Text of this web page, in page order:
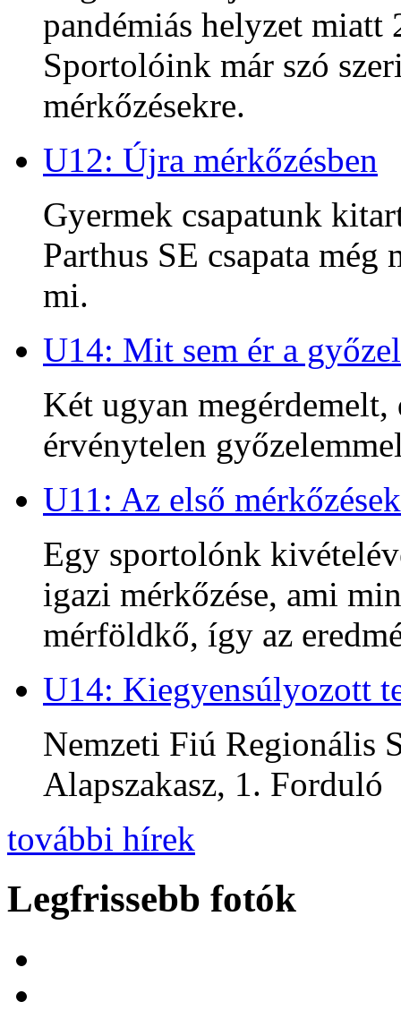
pandémiás helyzet
Sportolóink már szó
mérkőzésekre.
U12: Újra mérkőzésben
Gyermek csapatunk
Parthus SE csapata
mi.
U14: Mit sem ér a
Két ugyan
érvénytelen
U11: Az első mérkőzések
Egy sportolónk
igazi mérkőzése, ami
mérföldkő, így az
U14: Kiegyensúlyozott
Nemzeti Fiú Regionális
Alapszakasz, 1. Forduló
további hírek
Legfrissebb fotók